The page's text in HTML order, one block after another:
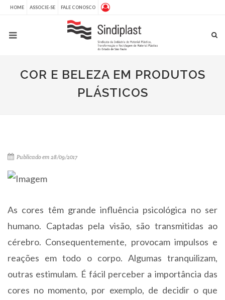
HOME ASSOCIE-SE FALE CONOSCO
COR E BELEZA EM PRODUTOS
PLÁSTICOS
Publicado em 28/09/2017
As cores têm grande influência psicológica no ser
humano. Captadas pela visão, são transmitidas ao
cérebro. Consequentemente, provocam impulsos e
reações em todo o corpo. Algumas tranquilizam,
outras estimulam. É fácil perceber a importância das
cores no momento, por exemplo, de decidir o que